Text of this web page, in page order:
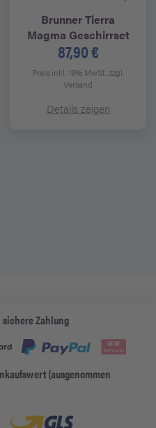
BrunnerTierra
Magma Geschirrset
87,90 €
Preis inkl. 19% MwSt.zzgl.
Versand
Details zeigen
Zahlung
(ausgenommen